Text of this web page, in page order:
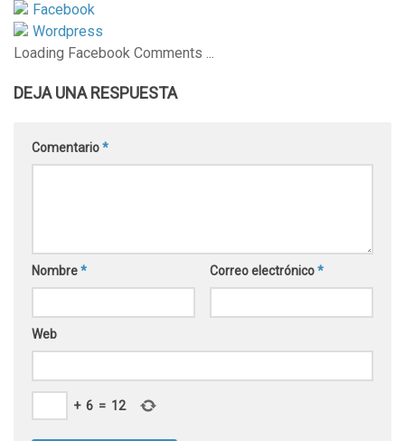
Facebook
Wordpress
Loading Facebook Comments ...
DEJA UNA RESPUESTA
Comentario*
Nombre* Correo electrónico*
Web
+ 6 = 12